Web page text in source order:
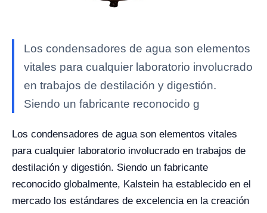
Los condensadores de agua son elementos
vitales para cualquier laboratorio involucrado
en trabajos de destilación y digestión.
Siendo un fabricante reconocido g
Los condensadores de agua son elementos vitales
para cualquier laboratorio involucrado en trabajos de
destilación y digestión. Siendo un fabricante
reconocido globalmente, Kalstein ha establecido en el
mercado los estándares de excelencia en la creación